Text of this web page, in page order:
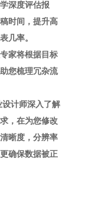
深度评估报
时间，提升高
几率。
家将根据目标
您梳理冗杂流
计师深入了解
，在为您修改
晰度，分辨率
确保数据被正